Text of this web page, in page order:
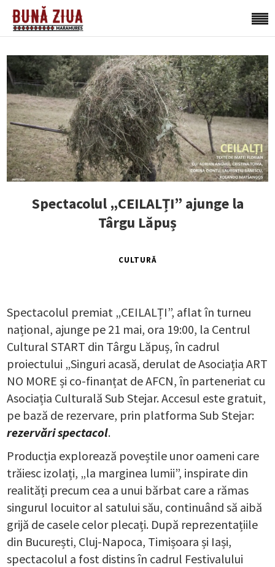
Spectacolul „CEILALȚI” ajunge la
Târgu Lăpuș
CULTURĂ
Spectacolul premiat „CEILALȚI”, aflat în turneu
național, ajunge pe 21 mai, ora 19:00, la Centrul
Cultural START din Târgu Lăpuș, în cadrul
proiectului „Singuri acasă, derulat de Asociația ART
NO MORE și co-finanțat de AFCN, în parteneriat cu
Asociația Culturală Sub Stejar. Accesul este gratuit,
pe bază de rezervare, prin platforma Sub Stejar:
rezervări spectacol.
Producția explorează poveștile unor oameni care
trăiesc izolați, „la marginea lumii”, inspirate din
realități precum cea a unui bărbat care a rămas
singurul locuitor al satului său, continuând să aibă
grijă de casele celor plecați. După reprezentațiile
din București, Cluj-Napoca, Timișoara și Iași,
spectacolul a fost distins în cadrul Festivalului